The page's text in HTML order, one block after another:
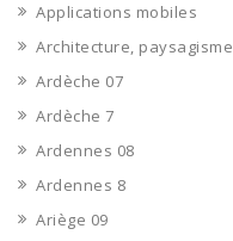
Applications mobiles
Architecture, paysagisme
Ardèche 07
Ardèche 7
Ardennes 08
Ardennes 8
Ariège 09